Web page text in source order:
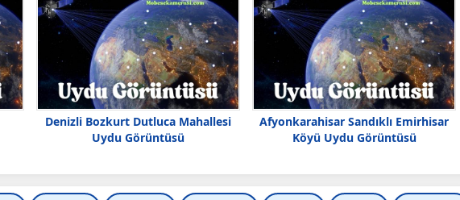
Denizli Bozkurt Dutluca Mahallesi
Uydu Görüntüsü
Afyonkarahisar Sandıklı Emirhisar
Köyü Uydu Görüntüsü